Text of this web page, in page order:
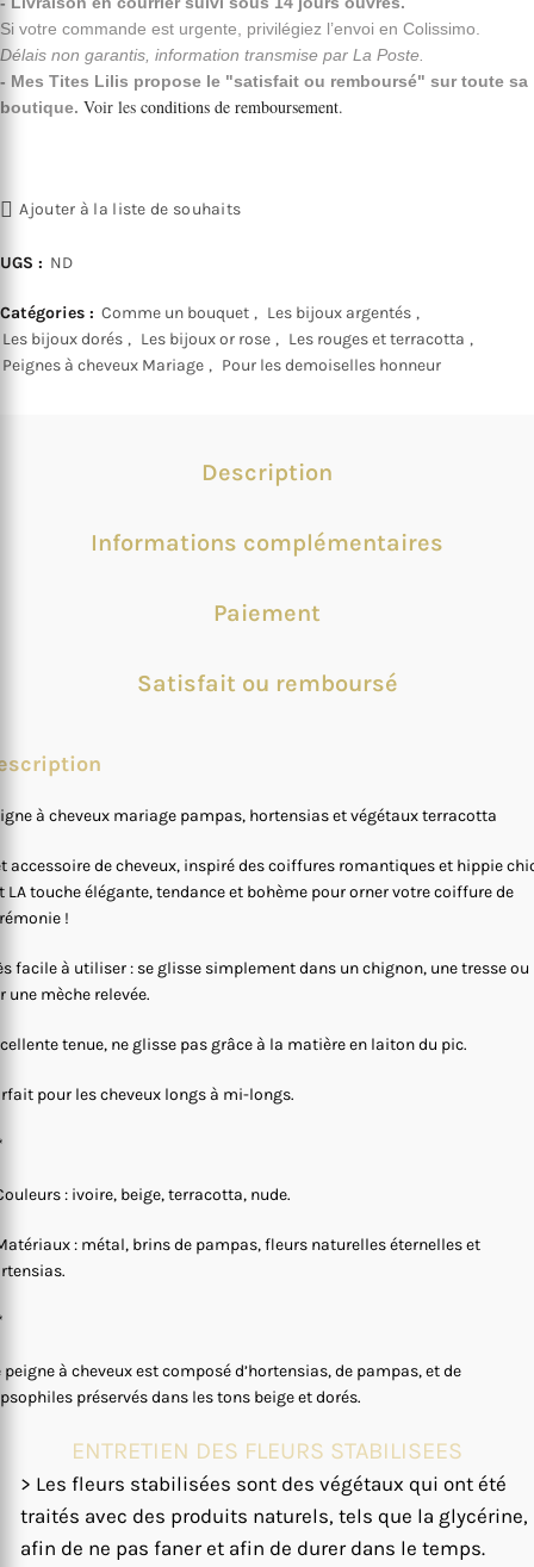
Si votre commande est urgente, privilégiez l’envoi en Colissimo.
Délais non garantis, information transmise par La Poste.
- Mes Tites Lilis propose le "satisfait ou remboursé" sur toute sa
boutique. Voir les conditions de remboursement.
Ajouter à la liste de souhaits
UGS : ND
Catégories : Comme un bouquet , Les bijoux argentés ,
Les bijoux dorés , Les bijoux or rose , Les rouges et terracotta ,
Peignes à cheveux Mariage , Pour les demoiselles honneur
Description
Informations complémentaires
Paiement
Satisfait ou remboursé
à cheveux mariage pampas, hortensias et végétaux terracotta
accessoire de cheveux, inspiré des coiffures romantiques et hippie
LA touche élégante, tendance et bohème pour orner votre coiffure de
!
facile à utiliser : se glisse simplement dans un chignon, une tresse ou
une mèche relevée.
tenue, ne glisse pas grâce à la matière en laiton du pic.
pour les cheveux longs à mi-longs.
: ivoire, beige, terracotta, nude.
: métal, brins de pampas, fleurs naturelles éternelles et
peigne à cheveux est composé d’hortensias, de pampas, et de
préservés dans les tons beige et dorés.
ENTRETIEN DES FLEURS STABILISEES
> Les fleurs stabilisées sont des végétaux qui ont été
traités avec des produits naturels, tels que la glycérine,
afin de ne pas faner et afin de durer dans le temps.